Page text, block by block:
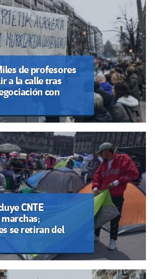
de profesores
a la calle tras
con
CNTE
marchas;
se retiran del